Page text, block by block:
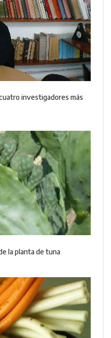
investigadores más
la planta de tuna